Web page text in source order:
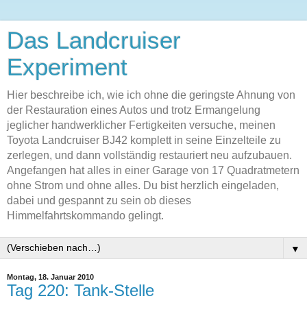
Das Landcruiser
Experiment
Hier beschreibe ich, wie ich ohne die geringste Ahnung von
der Restauration eines Autos und trotz Ermangelung
jeglicher handwerklicher Fertigkeiten versuche, meinen
Toyota Landcruiser BJ42 komplett in seine Einzelteile zu
zerlegen, und dann vollständig restauriert neu aufzubauen.
Angefangen hat alles in einer Garage von 17 Quadratmetern
ohne Strom und ohne alles. Du bist herzlich eingeladen,
dabei und gespannt zu sein ob dieses
Himmelfahrtskommando gelingt.
▼
Montag, 18. Januar 2010
Tag 220: Tank-Stelle